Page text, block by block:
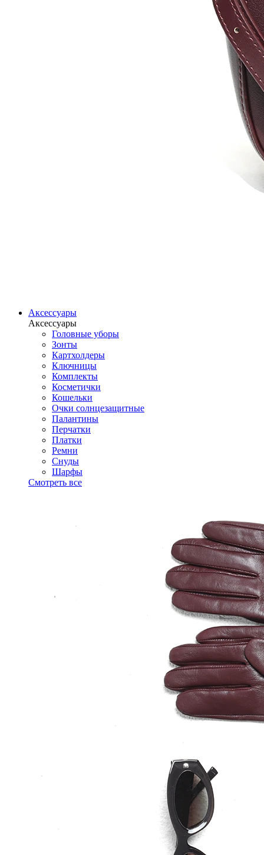
Аксессуары
Аксессуары
Головные уборы
Зонты
Картхолдеры
Ключницы
Комплекты
Косметички
Кошельки
Очки солнцезащитные
Палантины
Перчатки
Платки
Ремни
Снуды
Шарфы
Смотреть все